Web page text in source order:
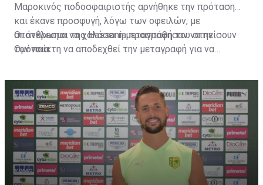
Μαροκινός ποδοσφαιριστής αρνήθηκε την πρόταση
και έκανε προσφυγή, λόγω των οφειλών, με
αποτέλεσμα να χαλάσει η μεταγραφή του στην
Ομόνοια.
Οι άνθρωποι της Hassania προσπάθησαν να πείσουν
τον παίκτη να αποδεχθεί την μεταγραφή για να
μετακίνησή του, αλλά ο παίκτης αρνήθηκε και επέμεινε
να λύσει το συμβόλαιό του, ώστε να μετακομίσει
ελεύθερα σε οποιαδήποτε νέα ομάδα το τρέχον
καλοκαίρι.